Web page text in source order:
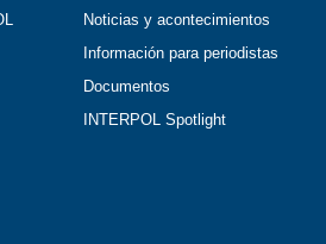
Noticias y acontecimientos
Información para periodistas
Documentos
INTERPOL Spotlight